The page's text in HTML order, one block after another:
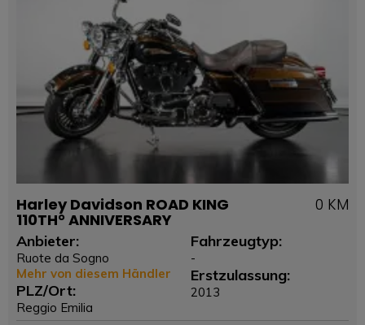
Harley Davidson ROAD KING
110TH° ANNIVERSARY
0 KM
Anbieter:
Ruote da Sogno
Mehr von diesem Händler
PLZ/Ort:
Reggio Emilia
Fahrzeugtyp:
-
Erstzulassung:
2013